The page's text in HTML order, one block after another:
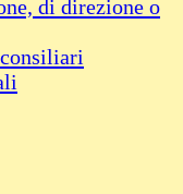
di direzione o